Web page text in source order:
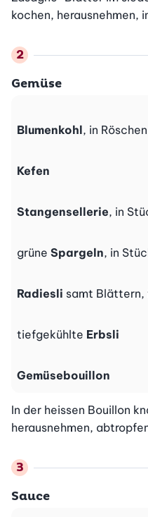
kochen, herausnehmen,
Gemüse
Blumenkohl, in Röschen
Kefen
Stangensellerie, in
grüne Spargeln, in
Radiesli samt Blättern,
tiefgekühlte Erbsli
Gemüsebouillon
In der heissen Bouillon
herausnehmen,
Sauce